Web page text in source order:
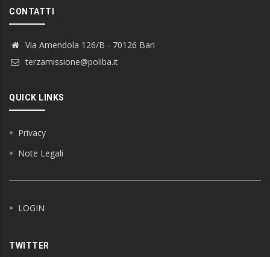
CONTATTI
Via Amendola 126/B - 70126 Bari
terzamissione@poliba.it
QUICK LINKS
Privacy
Note Legali
LOGIN
TWITTER